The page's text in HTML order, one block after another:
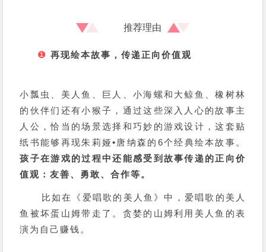
推荐理由
❶ 再现绘本故事，传递正向价值观
小瓢虫、美人鱼、巨人、小海螺和大鲸鱼、橡树林
的伙伴们还有小猴子，通过这些深入人心的故事主
人公，恰当的场景选择和巧妙的游戏设计，这套贴
纸书能够再现朱莉娅•唐纳森的6个经典绘本故事。
孩子在游戏的过程中还能感受到故事传递的正向价
值观：友善、勇敢、合作等。
比如在《爱唱歌的美人鱼》中，爱唱歌的美人
鱼被坏蛋山姆带走了。贪婪的山姆利用美人鱼的表
演为自己赚钱。